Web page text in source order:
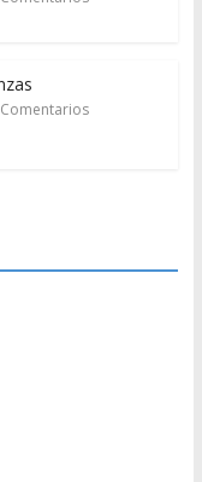
Comentarios